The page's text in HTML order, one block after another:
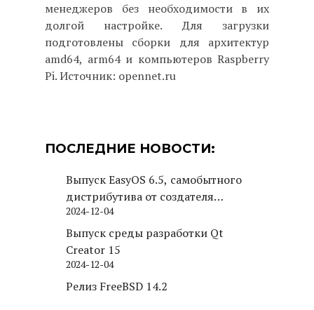
менеджеров без необходимости в их
долгой настройке. Для загрузки
подготовлены сборки для архитектур
amd64, arm64 и компьютеров Raspberry
Pi. Источник: opennet.ru
ПОСЛЕДНИЕ НОВОСТИ:
Выпуск EasyOS 6.5, самобытного
дистрибутива от создателя
Puppy Linux
2024-12-04
Выпуск среды разработки Qt
Creator 15
2024-12-04
Релиз FreeBSD 14.2